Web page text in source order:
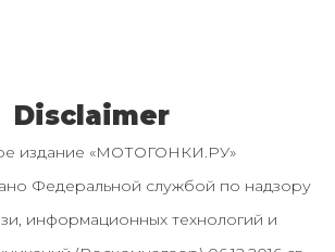
Disclaimer
издание «МОТОГОНКИ.РУ»
Федеральной службой по надзору
информационных технологий и